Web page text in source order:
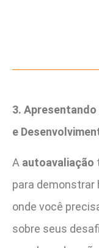
3.
e
A autoavaliação
para demonstrar
onde você
sobre seus